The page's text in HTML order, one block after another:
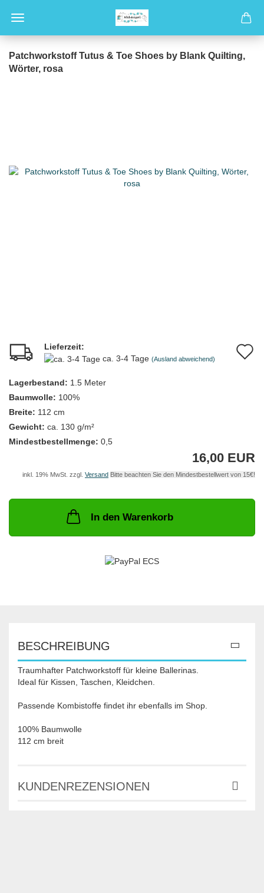
Patchworkstoff Tutus & Toe Shoes by Blank Quilting,
Wörter, rosa
Lieferzeit:
ca. 3-4 Tage (Ausland abweichend)
Lagerbestand: 1.5 Meter
Baumwolle: 100%
Breite: 112 cm
Gewicht: ca. 130 g/m²
Mindestbestellmenge: 0,5
16,00 EUR
inkl. 19% MwSt. zzgl. Versand
In den Warenkorb
BESCHREIBUNG
Traumhafter Patchworkstoff für kleine Ballerinas.
Ideal für Kissen, Taschen, Kleidchen.
Passende Kombistoffe findet ihr ebenfalls im Shop.
100% Baumwolle
112 cm breit
KUNDENREZENSIONEN